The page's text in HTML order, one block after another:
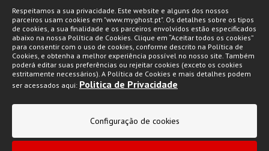
Métodos de pagamento
Condições gerais de venda
Respeitamos a sua privacidade. Este website e alguns dos nossos
parceiros usam cookies em "www.myghost.pt". Os detalhes sobre os tipos
de cookies, a sua finalidade e os parceiros envolvidos estão especificados
abaixo na nossa Política de Cookies. Clique em “Aceitar todos os cookies”
para consentir com o uso de cookies, conforme descrito na Política de
Cookies, e obtenha a melhor experiência possível no nosso site. Também
poderá editar suas preferências ou rejeitar cookies (exceto os cookies
estritamente necessários). A Política de Cookies e mais detalhes podem
ser acessados aqui: Politica de Privacidade
Configuração de cookies